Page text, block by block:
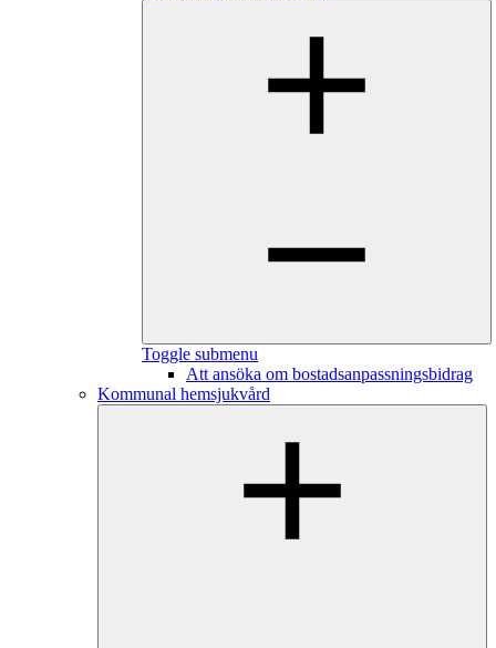
Toggle submenu
Att ansöka om bostadsanpassningsbidrag
Kommunal hemsjukvård